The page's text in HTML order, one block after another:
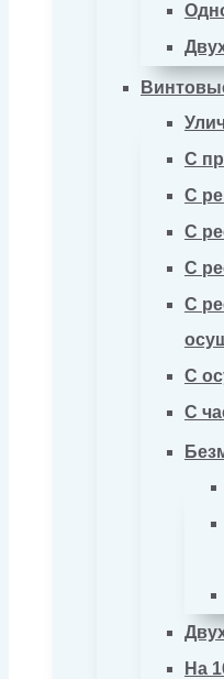
С
С
С
С
С
С
С
На